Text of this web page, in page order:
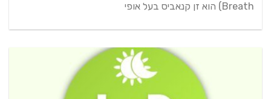
Breath) הוא זן קנאביס בעל אופי